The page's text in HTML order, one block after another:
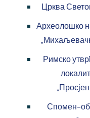
Црква
Археолошко
Римско
Спомен-